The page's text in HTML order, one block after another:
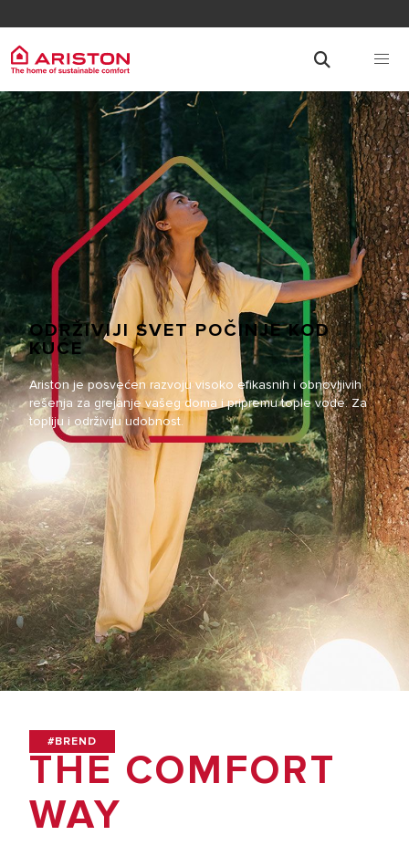
ODRŽIVIJI SVET POČINJE KOD
KUĆE
Ariston je posvećen razvoju visoko efikasnih i obnovljivih
rešenja za grejanje vašeg doma i pripremu tople vode. Za
topliju i održiviju udobnost.
#BREND
THE COMFORT
WAY